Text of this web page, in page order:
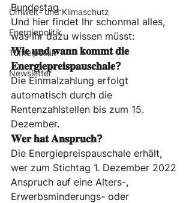
Umwelt- und Klimaschutz
Energiepolitik
Türkeipolitik
Newsletter
Bundestag.
Und hier findet Ihr schonmal alles,
was Ihr dazu wissen müsst:
𝐖𝐢𝐞 𝐮𝐧𝐝 𝐰𝐚𝐧𝐧 𝐤𝐨𝐦𝐦𝐭 𝐝𝐢𝐞
𝐄𝐧𝐞𝐫𝐠𝐢𝐞𝐩𝐫𝐞𝐢𝐬𝐩𝐚𝐮𝐬𝐜𝐡𝐚𝐥𝐞?
Die Einmalzahlung erfolgt
automatisch durch die
Rentenzahlstellen bis zum 15.
Dezember.
𝐖𝐞𝐫 𝐡𝐚𝐭 𝐀𝐧𝐬𝐩𝐫𝐮𝐜𝐡?
Die Energiepreispauschale erhält,
wer zum Stichtag 1. Dezember 2022
Anspruch auf eine Alters-,
Erwerbsminderungs- oder